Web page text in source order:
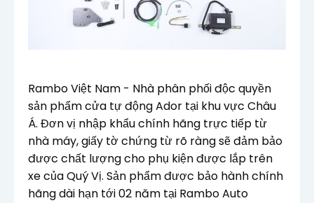
Rambo Việt Nam - Nhà phân phối độc quyền
sản phẩm cửa tự động Ador tại khu vực Châu
Á. Đơn vị nhập khẩu chính hãng trực tiếp từ
nhà máy, giấy tờ chứng từ rõ ràng sẽ đảm bảo
được chất lượng cho phụ kiện được lắp trên
xe của Quý Vị. Sản phẩm được bảo hành chính
hãng dài hạn tới 02 năm tại Rambo Auto